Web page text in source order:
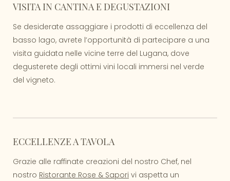
VISITA IN CANTINA E DEGUSTAZIONI
Se desiderate assaggiare i prodotti di eccellenza del
basso lago, avrete l’opportunità di partecipare a una
visita guidata nelle vicine terre del Lugana, dove
degusterete degli ottimi vini locali immersi nel verde
del vigneto.
ECCELLENZE A TAVOLA
Grazie alle raffinate creazioni del nostro Chef, nel
nostro Ristorante Rose & Sapori vi aspetta un